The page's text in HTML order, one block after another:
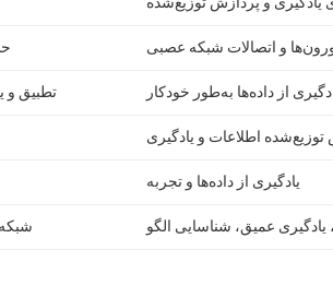
و اتصالات شبکه عصبی
از داده‌ها به‌طور خودکار تطبیق و
توزیع‌شده اطلاعات و یادگیری
یادگیری از داده‌ها و تجربه
عمیق، شناسایی الگو